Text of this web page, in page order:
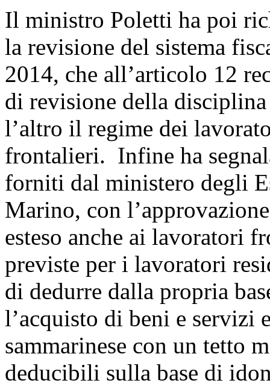
Il ministro Poletti ha poi
la revisione del sistema
2014, che all’articolo 12
di revisione della
l’altro il regime dei
frontalieri. Infine ha
forniti dal ministero degli
Marino, con
esteso anche ai lavoratori
previste per i lavoratori
di dedurre dalla propria
l’acquisto di beni e servizi
sammarinese con un tetto
deducibili sulla base di